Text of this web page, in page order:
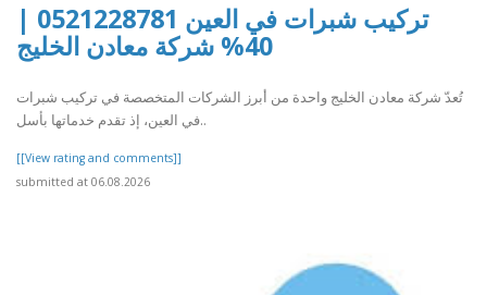
تركيب شبرات في العين 0521228781 |
40% شركة معادن الخليج
تُعدّ شركة معادن الخليج واحدة من أبرز الشركات المتخصصة في تركيب شبرات
في العين، إذ تقدم خدماتها بأسل..
[[View rating and comments]]
submitted at 06.08.2026